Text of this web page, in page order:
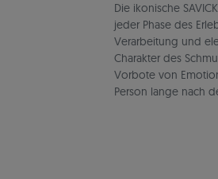
Die ikonische
jeder Phase des
Verarbeitung und
Charakter des
Vorbote von
Person lange nach